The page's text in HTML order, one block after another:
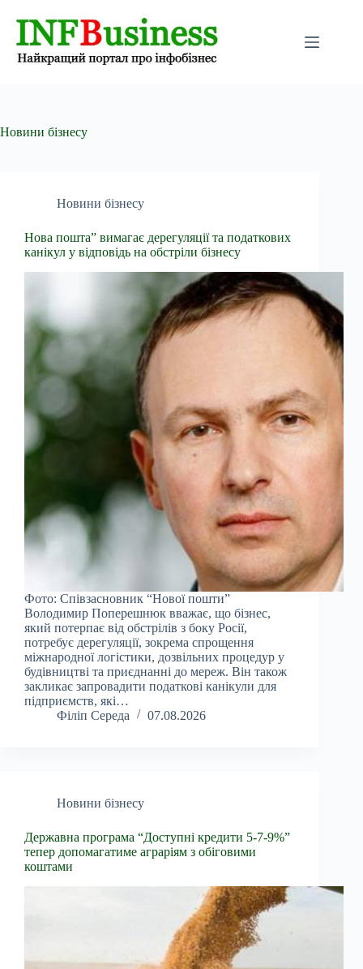
Новини бізнесу
Новини бізнесу
Нова пошта” вимагає дерегуляції та податкових
канікул у відповідь на обстріли бізнесу
Фото: Співзасновник “Нової пошти”
Володимир Поперешнюк вважає, що бізнес,
який потерпає від обстрілів з боку Росії,
потребує дерегуляції, зокрема спрощення
міжнародної логістики, дозвільних процедур у
будівництві та приєднанні до мереж. Він також
закликає запровадити податкові канікули для
підприємств, які…
Філіп Середа
07.08.2026
Новини бізнесу
Державна програма “Доступні кредити 5-7-9%”
тепер допомагатиме аграріям з обіговими
коштами